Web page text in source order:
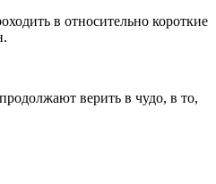
в относительно короткие
верить в чудо, в то,